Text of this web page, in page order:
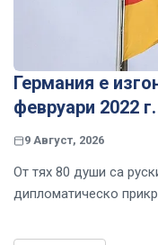
Германия е
февруари 2022
9 Август, 2026
От тях 80 души са
дипломатическо